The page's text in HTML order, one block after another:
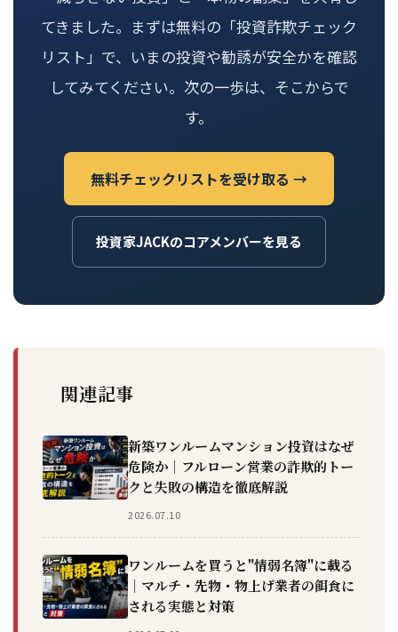
てきました。まずは無料の「投資詐欺チェック
リスト」で、いまの投資や勧誘が安全かを確認
してみてください。次の一歩は、そこからで
す。
無料チェックリストを受け取る →
投資家JACKのコアメンバーを見る
関連記事
新築ワンルームマンション投資はなぜ
危険か｜フルローン営業の詐欺的トー
クと失敗の構造を徹底解説
2026.07.10
ワンルームを買うと"情弱名簿"に載る
｜マルチ・先物・物上げ業者の餌食に
される実態と対策